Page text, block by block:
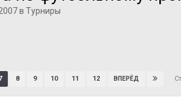
в Турниры
8 9 10 11 12 ВПЕРЁД